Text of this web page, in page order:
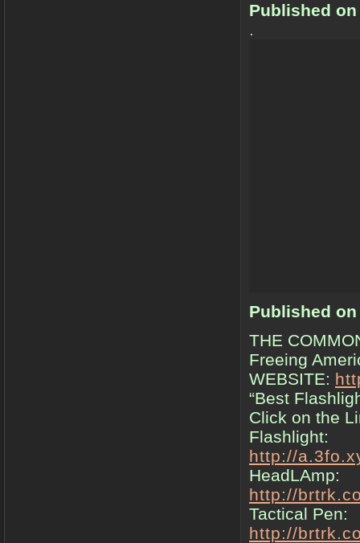
Published on
.
Published on
THE
Freeing
WEBSITE:
“Best
Click on the
Flashlight:
http://
HeadLAmp:
http://
Tactical Pen:
http://